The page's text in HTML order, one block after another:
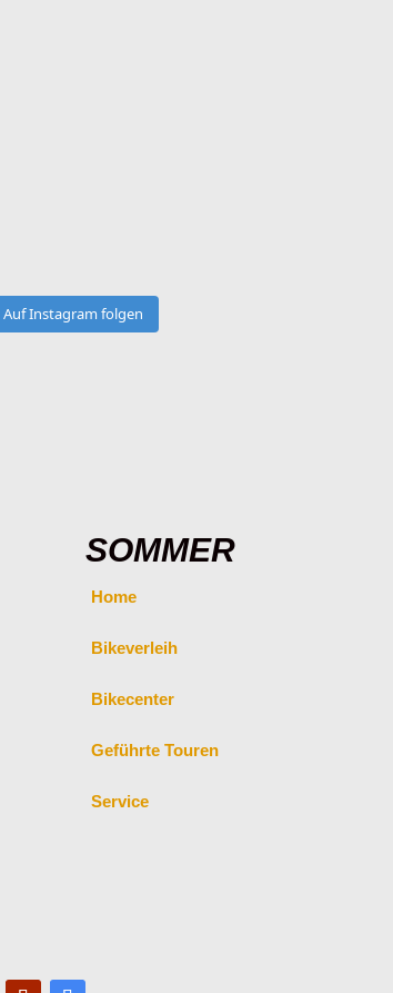
Auf Instagram folgen
SOMMER
Home
Bikeverleih
Bikecenter
Geführte Touren
Service